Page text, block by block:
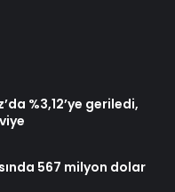
%3,12’ye geriledi,
567 milyon dolar